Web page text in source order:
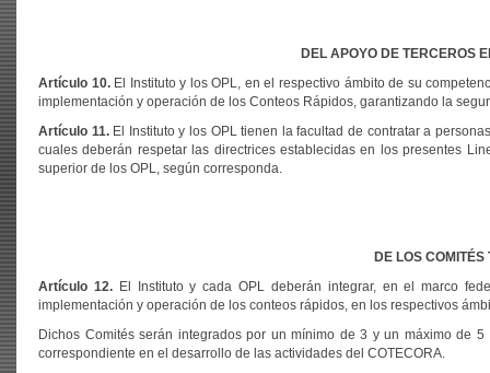
DEL APOYO DE TERCEROS
Artículo 10. El Instituto y los OPL, en el respectivo ámbito de su
implementación y operación de los Conteos Rápidos, garantizando la
Artículo 11.El Instituto y los OPL tienen la facultad de contratar a
cuales deberán respetar las directrices establecidas en los presentes
superior de los OPL, según corresponda.
DE LOS
Artículo 12.El Instituto y cada OPL deberán integrar, en el marco
implementación y operación de los conteos rápidos, en los respectivos
Dichos Comités serán integrados por un mínimo de 3 y un máximo de
correspondiente en el desarrollo de las actividades del COTECORA.